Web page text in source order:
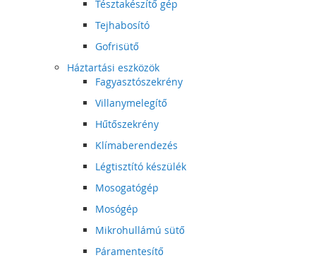
Tésztakészítő gép
Tejhabosító
Gofrisütő
Háztartási eszközök
Fagyasztószekrény
Villanymelegítő
Hűtőszekrény
Klímaberendezés
Légtisztító készülék
Mosogatógép
Mosógép
Mikrohullámú sütő
Páramentesítő